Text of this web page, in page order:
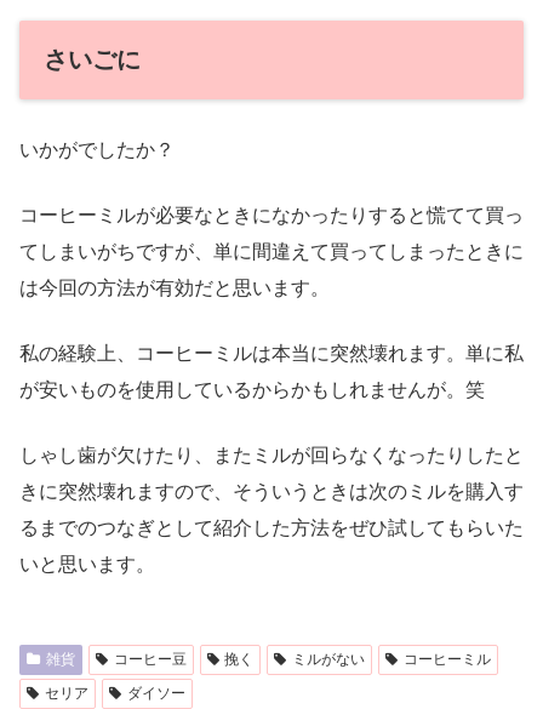
さいごに
いかがでしたか？
コーヒーミルが必要なときになかったりすると慌てて買っ
てしまいがちですが、単に間違えて買ってしまったときに
は今回の方法が有効だと思います。
私の経験上、コーヒーミルは本当に突然壊れます。単に私
が安いものを使用しているからかもしれませんが。笑
しゃし歯が欠けたり、またミルが回らなくなったりしたと
きに突然壊れますので、そういうときは次のミルを購入す
るまでのつなぎとして紹介した方法をぜひ試してもらいた
いと思います。
雑貨 コーヒー豆 挽く ミルがない
コーヒーミル
セリア
ダイソー